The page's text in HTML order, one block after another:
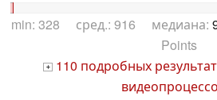
min: 328 сред.: 916 медиана:
Points
+ 110 подробных